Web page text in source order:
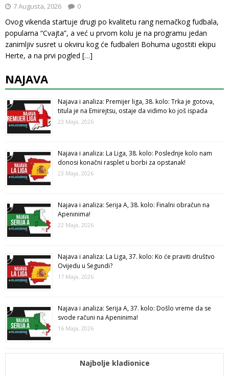
7 Augusta, 2026 0
Ovog vikenda startuje drugi po kvalitetu rang nemačkog fudbala,
popularna “Cvajta”, a već u prvom kolu je na programu jedan
zanimljiv susret u okviru kog će fudbaleri Bohuma ugostiti ekipu
Herte, a na prvi pogled […]
NAJAVA
Najava i analiza: Premijer liga, 38. kolo: Trka je gotova,
titula je na Emirejtsu, ostaje da vidimo ko još ispada
23 Maja, 2026
Najava i analiza: La Liga, 38. kolo: Poslednje kolo nam
donosi konačni rasplet u borbi za opstanak!
23 Maja, 2026
Najava i analiza: Serija A, 38. kolo: Finalni obračun na
Apeninima!
22 Maja, 2026
Najava i analiza: La Liga, 37. kolo: Ko će praviti društvo
Ovijedu u Segundi?
17 Maja, 2026
Najava i analiza: Serija A, 37. kolo: Došlo vreme da se
svode računi na Apeninima!
16 Maja, 2026
Najbolje kladionice